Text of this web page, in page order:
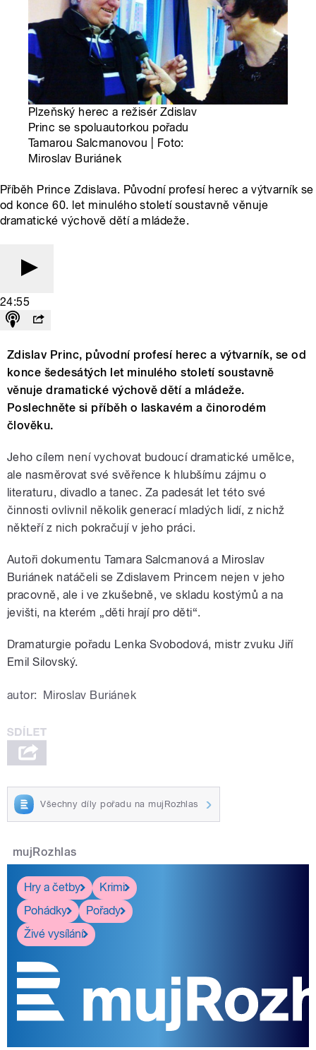
Plzeňský herec a režisér Zdislav
Princ se spoluautorkou pořadu
Tamarou Salcmanovou | Foto:
Miroslav Buriánek
Příběh Prince Zdislava. Původní profesí herec a výtvarník se
od konce 60. let minulého století soustavně věnuje
dramatické výchově dětí a mládeže.
24:55
Zdislav Princ, původní profesí herec a výtvarník, se od
konce šedesátých let minulého století soustavně
věnuje dramatické výchově dětí a mládeže.
Poslechněte si příběh o laskavém a činorodém
člověku.
Jeho cílem není vychovat budoucí dramatické umělce,
ale nasměrovat své svěřence k hlubšímu zájmu o
literaturu, divadlo a tanec. Za padesát let této své
činnosti ovlivnil několik generací mladých lidí, z nichž
někteří z nich pokračují v jeho práci.
Autoři dokumentu Tamara Salcmanová a Miroslav
Buriánek natáčeli se Zdislavem Princem nejen v jeho
pracovně, ale i ve zkušebně, ve skladu kostýmů a na
jevišti, na kterém „děti hrají pro děti“.
Dramaturgie pořadu Lenka Svobodová, mistr zvuku Jiří
Emil Silovský.
autor: Miroslav Buriánek
Všechny díly pořadu na mujRozhlas
mujRozhlas
Hry a četby
Krimi
Pohádky
Pořady
Živé vysílání